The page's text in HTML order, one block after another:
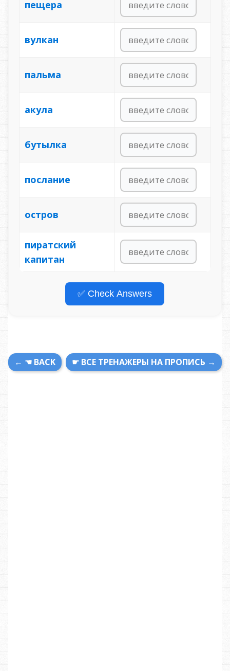
пещера
вулкан
пальма
акула
бутылка
послание
остров
пиратский
капитан
✅ Check Answers
← ☚ BACK ☛ ВСЕ ТРЕНАЖЕРЫ НА ПРОПИСЬ →